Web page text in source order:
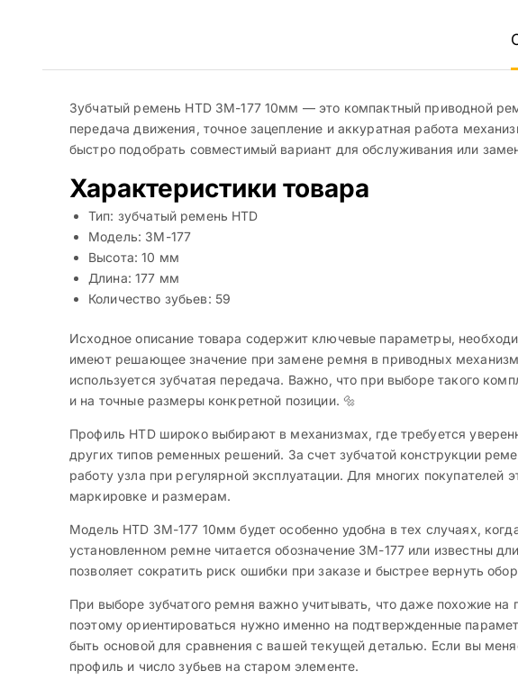
Зубчатый ремень HTD 3M-177 10мм — это компактный приводной
передача движения, точное зацепление и аккуратная работа
быстро подобрать совместимый вариант для обслуживания или
Характеристики товара
Тип: зубчатый ремень HTD
Модель: 3M-177
Высота: 10 мм
Длина: 177 мм
Количество зубьев: 59
Исходное описание товара содержит ключевые параметры,
имеют решающее значение при замене ремня в приводных
используется зубчатая передача. Важно, что при выборе такого
и на точные размеры конкретной позиции. 🔩
Профиль HTD широко выбирают в механизмах, где требуется
других типов ременных решений. За счет зубчатой конструкции
работу узла при регулярной эксплуатации. Для многих
маркировке и размерам.
Модель HTD 3M-177 10мм будет особенно удобна в тех случаях,
установленном ремне читается обозначение 3M-177 или известны
позволяет сократить риск ошибки при заказе и быстрее вернуть
При выборе зубчатого ремня важно учитывать, что даже похожие
поэтому ориентироваться нужно именно на подтвержденные
быть основой для сравнения с вашей текущей деталью. Если вы
профиль и число зубьев на старом элементе.